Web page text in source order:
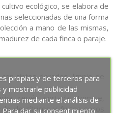
ecológico, se elabora de
seleccionadas de una forma
a mano de las mismas,
de cada finca o paraje.
tintes dorados, limpio de
recién cortada, tomate,
de cítricos y frutos secos
propias y de terceros para
mostrarle publicidad
mediante el análisis de
dar su consentimiento